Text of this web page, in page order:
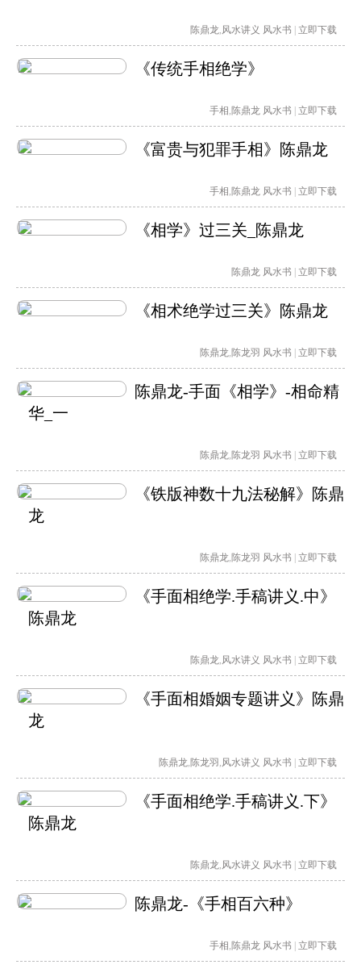
陈鼎龙,风水讲义 风水书 立即下载
《传统手相绝学》
手相, 陈鼎龙 风水书 立即下载
《富贵与犯罪手相》陈鼎龙
手相, 陈鼎龙 风水书 立即下载
《相学》过三关_陈鼎龙
陈鼎龙 风水书 立即下载
《相术绝学过三关》陈鼎龙
陈鼎龙, 陈龙羽 风水书 立即下载
陈鼎龙-手面《相学》-相命精
华_一
陈鼎龙, 陈龙羽 风水书 立即下载
《铁版神数十九法秘解》陈鼎
龙
陈鼎龙, 陈龙羽 风水书 立即下载
《手面相绝学.手稿讲义.中》
陈鼎龙
陈鼎龙,风水讲义 风水书 立即下载
《手面相婚姻专题讲义》陈鼎
龙
陈鼎龙, 陈龙羽 ,风水讲义 风水书 立即下载
《手面相绝学.手稿讲义.下》
陈鼎龙
陈鼎龙,风水讲义 风水书 立即下载
陈鼎龙-《手相百六种》
手相, 陈鼎龙 风水书 立即下载